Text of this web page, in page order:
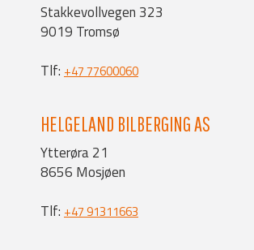
Stakkevollvegen 323
9019 Tromsø
Tlf: +47 77600060
HELGELAND BILBERGING AS
Ytterøra 21
8656 Mosjøen
Tlf: +47 91311663